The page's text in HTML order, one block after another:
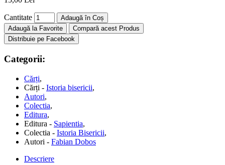
Cantitate
Adaugă în Coș
Adaugă la Favorite
Compară acest Produs
Distribuie pe Facebook
Categorii:
Cărți,
Cărți - Istoria bisericii,
Autori,
Colectia,
Editura,
Editura - Sapientia,
Colectia - Istoria Bisericii,
Autori - Fabian Dobos
Descriere